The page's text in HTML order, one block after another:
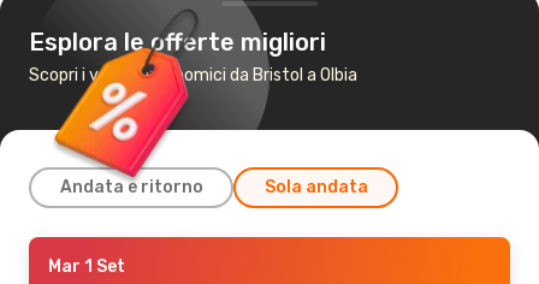
Esplora le offerte migliori
Scopri i voli più economici da Bristol a Olbia
Andata e ritorno Sola andata
Gio 27 Ago
Mar 1 Set